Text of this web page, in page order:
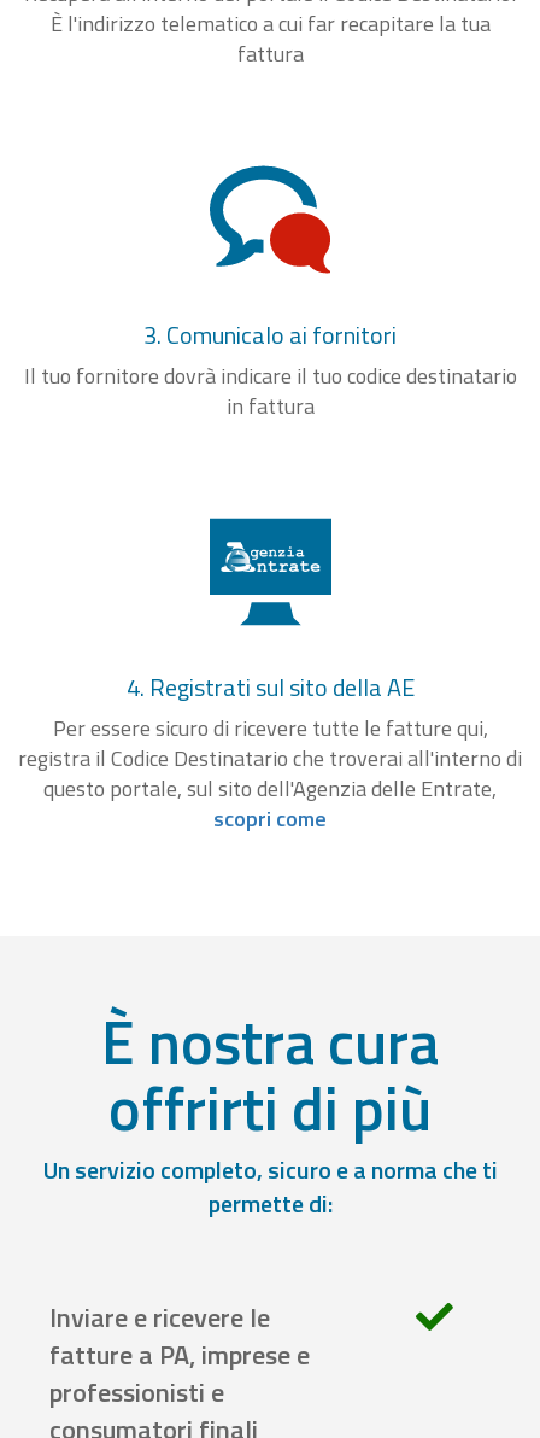
È l'indirizzo telematico a cui far recapitare la tua
fattura
3. Comunicalo ai fornitori
Il tuo fornitore dovrà indicare il tuo codice destinatario
in fattura
4. Registrati sul sito della AE
Per essere sicuro di ricevere tutte le fatture qui,
registra il Codice Destinatario che troverai all'interno di
questo portale, sul sito dell'Agenzia delle Entrate,
scopri come
È nostra cura
offrirti di più
Un servizio completo, sicuro e a norma che ti
permette di:
Inviare e ricevere le
fatture a PA, imprese e
professionisti e
consumatori finali